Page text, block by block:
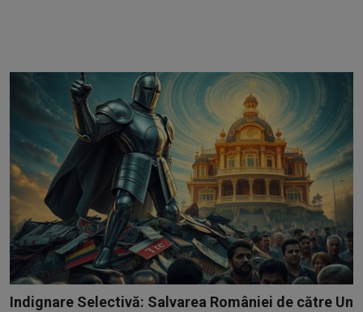
Guest Post
ChatGPT: Cel mai avansat chatbot AI
Aliexpress
Amintiri din Viitor
Ai Data Use Policy
Indignare Selectivă: Salvarea României de către Un